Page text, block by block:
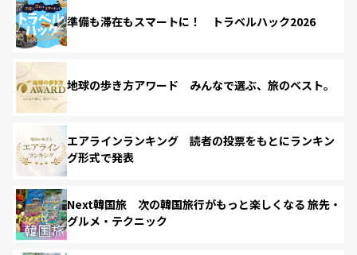
準備も滞在もスマートに！ トラベルハック2026
地球の歩き方アワード みんなで選ぶ、旅のベスト。
エアラインランキング 読者の投票をもとにランキン
グ形式で発表
Next韓国旅 次の韓国旅行がもっと楽しくなる 旅先・
グルメ・テクニック